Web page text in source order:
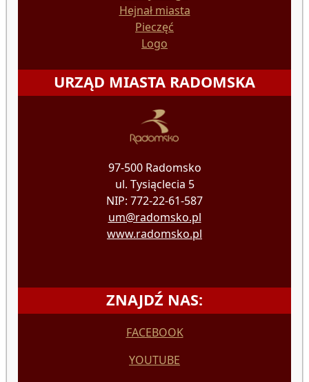
Hejnał miasta
Pieczęć
Logo
URZĄD MIASTA RADOMSKA
97-500 Radomsko
ul. Tysiąclecia 5
NIP: 772-22-61-587
um@radomsko.pl
www.radomsko.pl
ZNAJDŹ NAS:
FACEBOOK
YOUTUBE